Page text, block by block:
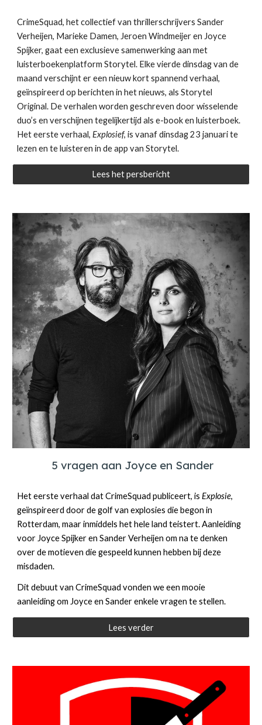
CrimeSquad, het collectief van thrillerschrijvers Sander
Verheijen, Marieke Damen, Jeroen Windmeijer en Joyce
Spijker, gaat een exclusieve samenwerking aan met
luisterboekenplatform Storytel. Elke vierde dinsdag van de
maand verschijnt er een nieuw kort spannend verhaal,
geïnspireerd op berichten in het nieuws, als Storytel
Original. De verhalen worden geschreven door wisselende
duo’s en verschijnen tegelijkertijd als e-book en luisterboek.
Het eerste verhaal,Explosief, is vanaf dinsdag 23 januari te
lezen en te luisteren in de app van Storytel.
Lees het persbericht
5 vragen aan Joyce en Sander
Het eerste verhaal dat CrimeSquad publiceert, isExplosie,
geïnspireerd door de golf van explosies die begon in
Rotterdam, maar inmiddels het hele land teistert. Aanleiding
voor Joyce Spijker en Sander Verheijen om na te denken
over de motieven die gespeeld kunnen hebben bij deze
misdaden.
Dit debuut van CrimeSquad vonden we een mooie
aanleiding om Joyce en Sander enkele vragen te stellen.
Lees verder